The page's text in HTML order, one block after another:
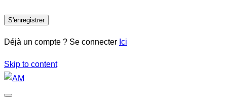
S'enregistrer
Déjà un compte ? Se connecter Ici
Skip to content